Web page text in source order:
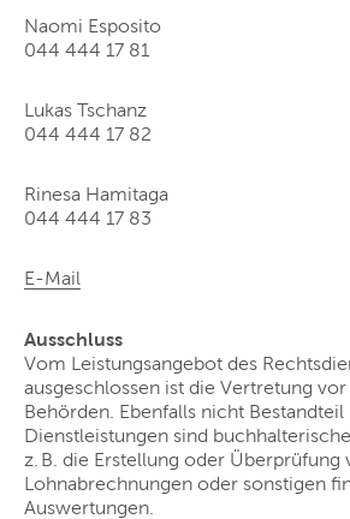
Naomi Esposito
044 444 17 81
Lukas Tschanz
044 444 17 82
Rinesa Hamitaga
044 444 17 83
E-Mail
Ausschluss
Vom Leistungsangebot des
ausgeschlossen ist die Vertretung
Behörden. Ebenfalls nicht Bestandteil
Dienstleistungen sind
z. B. die Erstellung oder Überprüfung
Lohnabrechnungen oder sonstigen
Auswertungen.